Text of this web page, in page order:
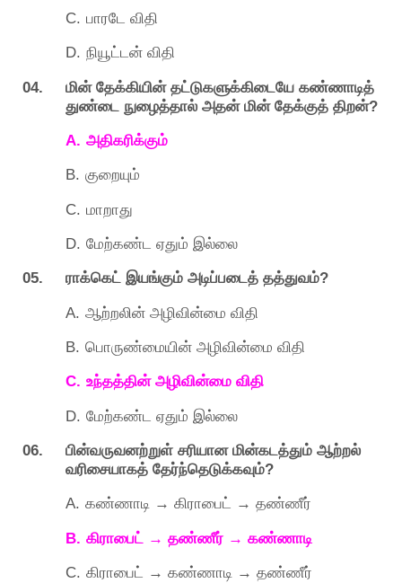
C. பாரடே விதி
D. நியூட்டன் விதி
04. மின் தேக்கியின் தட்டுகளுக்கிடையே கண்ணாடித்
துண்டை நுழைத்தால் அதன் மின் தேக்குத் திறன்?
A. அதிகரிக்கும்
B. குறையும்
C. மாறாது
D. மேற்கண்ட ஏதும் இல்லை
05. ராக்கெட் இயங்கும் அடிப்படைத் தத்துவம்?
A. ஆற்றலின் அழிவின்மை விதி
B. பொருண்மையின் அழிவின்மை விதி
C. உந்தத்தின் அழிவின்மை விதி
D. மேற்கண்ட ஏதும் இல்லை
06. பின்வருவனற்றுள் சரியான மின்கடத்தும் ஆற்றல்
வரிசையாகத் தேர்ந்தெடுக்கவும்?
A. கண்ணாடி → கிராபைட் → தண்ணீர்
B. கிராபைட் → தண்ணீர் → கண்ணாடி
C. கிராபைட் → கண்ணாடி → தண்ணீர்